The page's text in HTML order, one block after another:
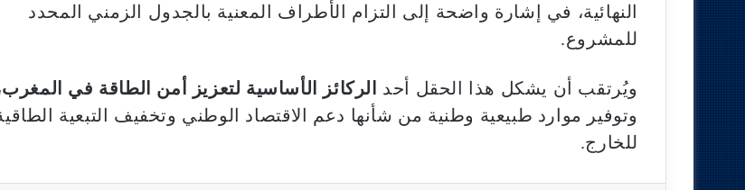
النهائية، في إشارة واضحة إلى التزام الأطراف المعنية بالجدول الزمني المحدد
للمشروع.
ويُرتقب أن يشكل هذا الحقل أحد الركائز الأساسية لتعزيز أمن الطاقة في المغرب
وتوفير موارد طبيعية وطنية من شأنها دعم الاقتصاد الوطني وتخفيف التبعية
للخارج.